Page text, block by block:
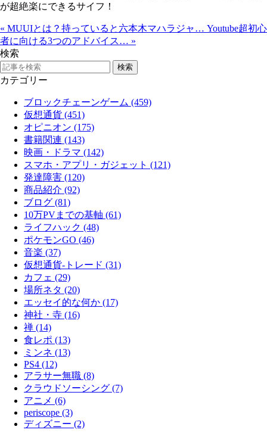
が超絶楽にできるサイフ！
« MUUIとは？持っていると六本木マハラジャ… Youtube超初心
者に向ける3つのアドバイス… »
検索
カテゴリー
ブロックチェーンゲーム (459)
仮想通貨 (451)
オピニオン (175)
書籍関連 (143)
映画・ドラマ (142)
スマホ・アプリ・ガジェット (121)
発達障害 (120)
商品紹介 (92)
ブログ (81)
10万PVまでの基軸 (61)
ライフハック (48)
ポケモンGO (46)
音楽 (37)
仮想通貨-トレード (31)
カフェ (29)
場所ネタ (20)
エッセイ的な何か (17)
神社・寺 (16)
禅 (14)
食レポ (13)
ミンネ (13)
PS4 (12)
アラサー無職 (8)
クラウドソーシング (7)
アニメ (6)
periscope (3)
ディズニー (2)